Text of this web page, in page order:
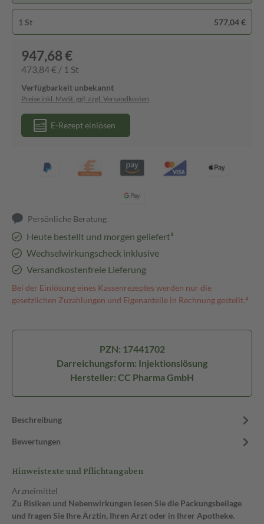
1 St 577,04 €
947,68 €
473,84 € / 1 St
Verfügbarkeit unbekannt
Preise inkl. MwSt. ggf. zzgl. Versandkosten
E-Rezept einlösen
Persönliche Beratung
Heute bestellt und morgen geliefert³
Wechselwirkungscheck inklusive
Versandkostenfreie Lieferung
Bei der Einlösung eines Kassenrezeptes werden nur die
gesetzlichen Zuzahlungen und Eigenanteile in Rechnung gestellt.⁴
PZN: 17441702
Darreichungsform: Injektionslösung
Hersteller: CC Pharma GmbH
Beschreibung
Bewertungen
Hinweistexte und Pflichtangaben
Arzneimittel
Zu Risiken und Nebenwirkungen lesen Sie die Packungsbeilage
und fragen Sie Ihre Ärztin, Ihren Arzt oder in Ihrer Apotheke.